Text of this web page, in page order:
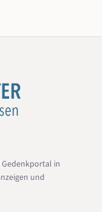
in
und